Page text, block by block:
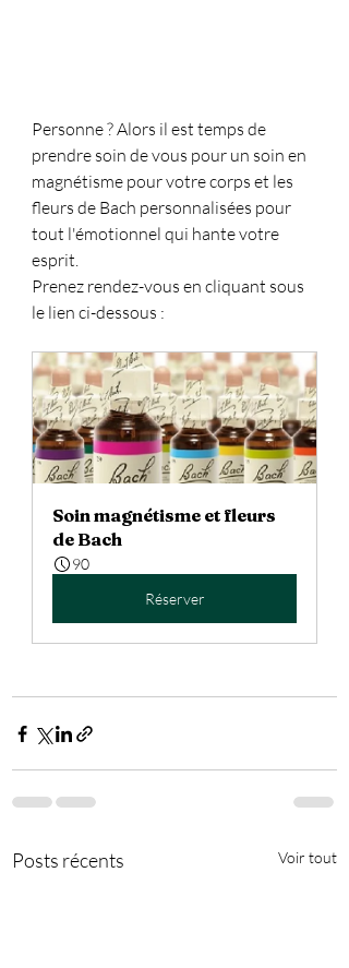
Personne ? Alors il est temps de
prendre soin de vous pour un soin en
magnétisme pour votre corps et les
fleurs de Bach personnalisées pour
tout l'émotionnel qui hante votre
esprit.
Prenez rendez-vous en cliquant sous
le lien ci-dessous :
Soin magnétisme et fleurs
de Bach
90
Réserver
Posts récents Voir tout